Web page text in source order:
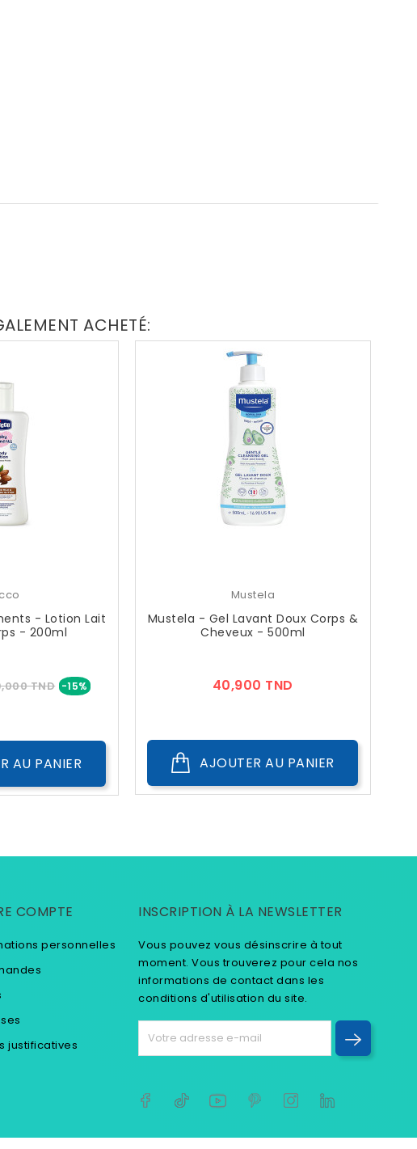
ACHETÉ:
- Lotion Lait
- 200ml
TND -15% Prix
AU PANIER
Mustela
Mustela - Gel Lavant Doux Corps &
Cheveux - 500ml
40,900 TND
AJOUTER AU PANIER
COMPTE
personnelles
justificatives
INSCRIPTION À LA NEWSLETTER
Vous pouvez vous désinscrire à tout
moment. Vous trouverez pour cela nos
informations de contact dans les
conditions d'utilisation du site.